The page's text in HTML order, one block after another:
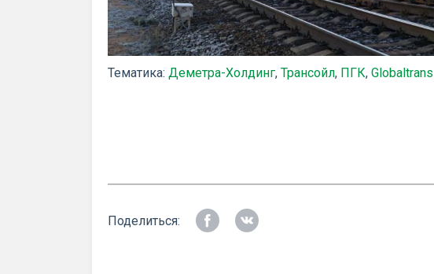
Тематика: Деметра-Холдинг, Трансойл, ПГК, Globaltrans
Поделиться: